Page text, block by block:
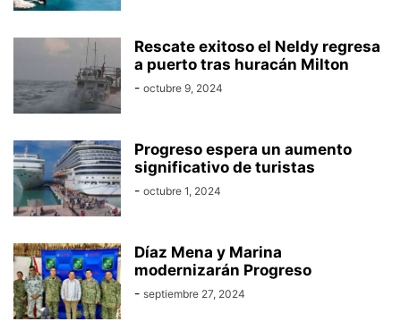
Rescate exitoso el Neldy regresa
a puerto tras huracán Milton
- octubre 9, 2024
Progreso espera un aumento
significativo de turistas
- octubre 1, 2024
Díaz Mena y Marina
modernizarán Progreso
- septiembre 27, 2024